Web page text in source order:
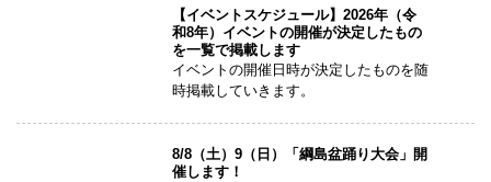
【イベントスケジュール】2026年（令
和8年）イベントの開催が決定したもの
を一覧で掲載します
イベントの開催日時が決定したものを随
時掲載していきます。
8/8（土）9（日）「綱島盆踊り大会」開
催します！